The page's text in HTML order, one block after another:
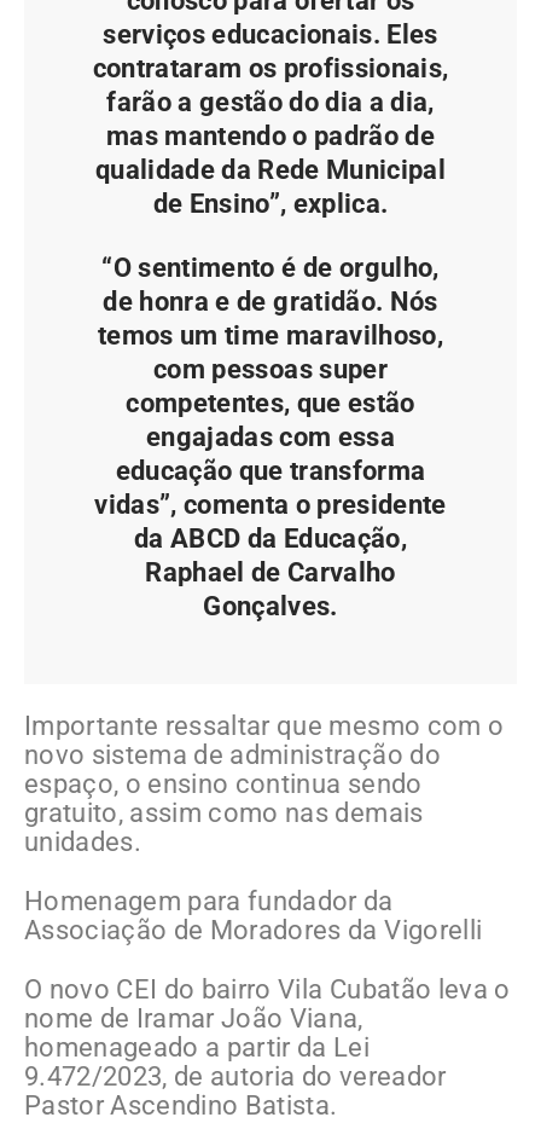
serviços educacionais. Eles
contrataram os profissionais,
farão a gestão do dia a dia,
mas mantendo o padrão de
qualidade da Rede Municipal
de Ensino”, explica.
“O sentimento é de orgulho,
de honra e de gratidão. Nós
temos um time maravilhoso,
com pessoas super
competentes, que estão
engajadas com essa
educação que transforma
vidas”, comenta o presidente
da ABCD da Educação,
Raphael de Carvalho
Gonçalves.
Importante ressaltar que mesmo com o
novo sistema de administração do
espaço, o ensino continua sendo
gratuito, assim como nas demais
unidades.
Homenagem para fundador da
Associação de Moradores da Vigorelli
O novo CEI do bairro Vila Cubatão leva o
nome de Iramar João Viana,
homenageado a partir da Lei
9.472/2023, de autoria do vereador
Pastor Ascendino Batista.